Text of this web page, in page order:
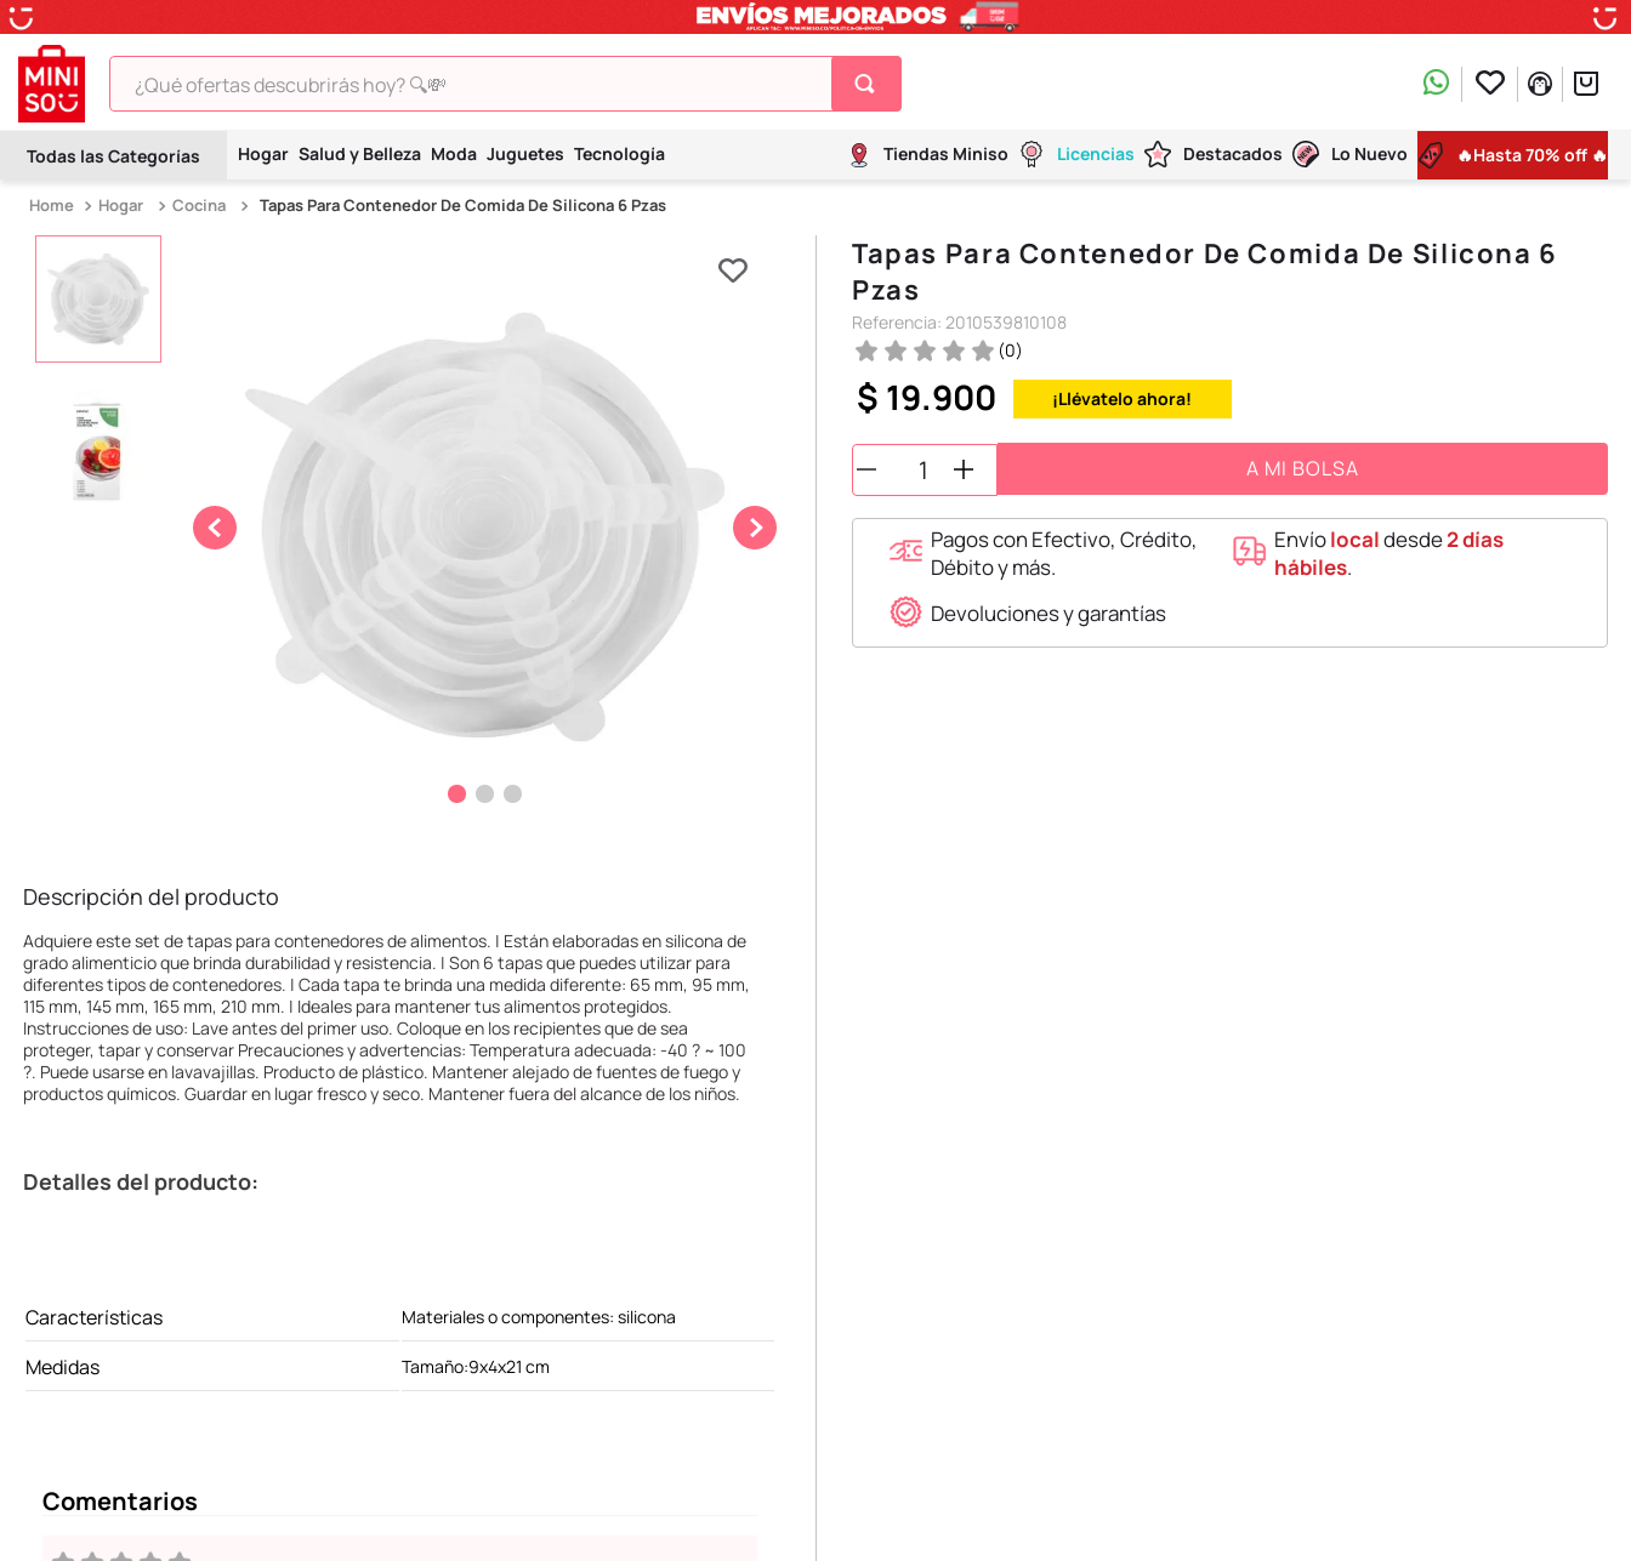
¿Qué ofertas descubrirás hoy? 🔍💸
Hogar Salud y Belleza Moda Juguetes Tecnología Tiendas Miniso Licencias Destacados Lo Nuevo 🔥Hasta 70% off 🔥
Hogar Cocina Tapas Para Contenedor De Comida De Silicona 6 Pzas
Descripción del producto
Adquiere este set de tapas para contenedores de alimentos. | Están elaboradas en silicona de
grado alimenticio que brinda durabilidad y resistencia. | Son 6 tapas que puedes utilizar para
diferentes tipos de contenedores. | Cada tapa te brinda una medida diferente: 65 mm, 95 mm,
115 mm, 145 mm, 165 mm, 210 mm. | Ideales para mantener tus alimentos protegidos.
Instrucciones de uso: Lave antes del primer uso. Coloque en los recipientes que de sea
proteger, tapar y conservar Precauciones y advertencias: Temperatura adecuada: -40 ? ~ 100
?. Puede usarse en lavavajillas. Producto de plástico. Mantener alejado de fuentes de fuego y
productos químicos. Guardar en lugar fresco y seco. Mantener fuera del alcance de los niños.
Detalles del producto:
Características Materiales o componentes: silicona
Medidas Tamaño:9x4x21 cm
Comentarios
Tapas Para Contenedor De Comida De Silicona 6
Pzas
Referencia: 2010539810108
(0)
$ 19.900 ¡Llévatelo ahora!
A MI BOLSA
Pagos con Efectivo, Crédito,
Débito y más.
Envíolocaldesde2 días
hábiles.
Devoluciones y garantías
TÉRMINOS MÁS BUSCADOS
2.
hello kitty
toy story
termos
9.
one piece
.